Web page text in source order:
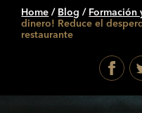
Home / Blog / Formación
dinero! Reduce el
restaurante